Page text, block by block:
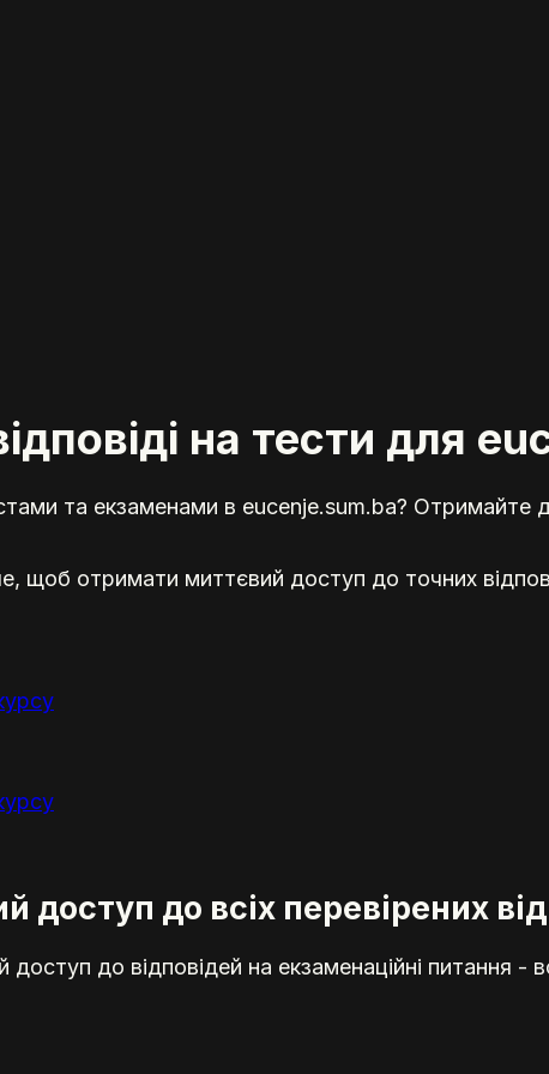
на тести для
та екзаменами в eucenje.sum.ba? Отримайте
щоб отримати миттєвий доступ до точних
доступ до всіх перевірених
до відповідей на екзаменаційні питання -